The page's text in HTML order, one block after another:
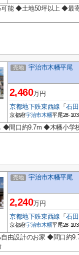
能 ◆土地50坪以上 ◆最
売地 宇治市木幡平尾
2,460万円
京都地下鉄東西線 「石田
京都府宇治市木幡平尾28-103
間口約9.7m ◆木幡小学
売地 宇治市木幡平尾
2,240万円
京都地下鉄東西線 「石田
京都府宇治市木幡平尾28-103
由設計のお家 ◆間口約